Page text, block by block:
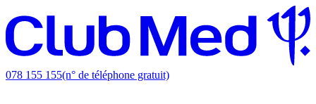
078 155 155(n° de téléphone gratuit)